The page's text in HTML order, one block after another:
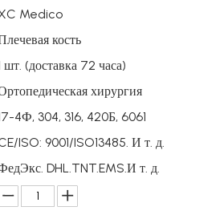
Medico
кость
шт. (доставка 72 часа)
хирургия
4Ф, 304, 316, 420Б, 6061
ISO: 9001/ISO13485. И т. д.
DHL.TNT.EMS.И т. д.